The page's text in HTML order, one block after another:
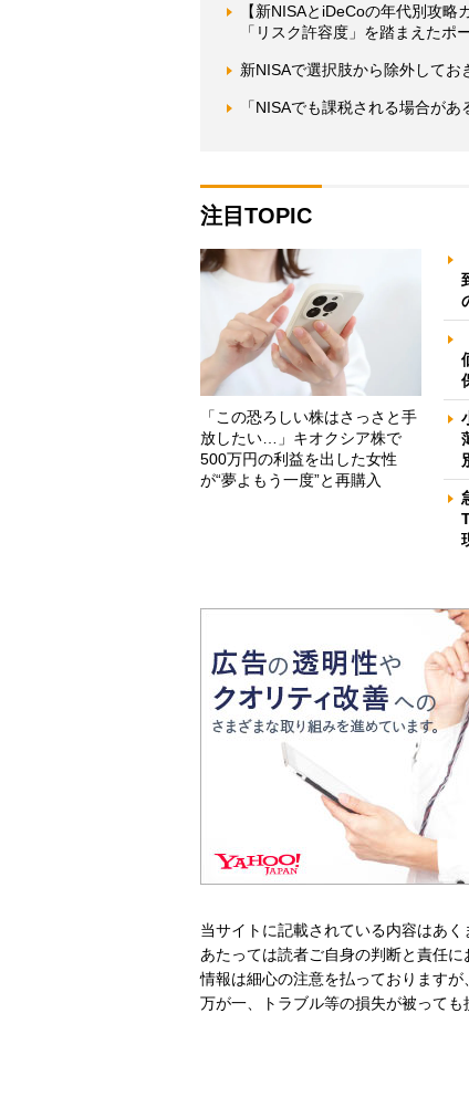
【新NISAとiDeCoの年代別攻
「リスク許容度」を踏まえたポ
新NISAで選択肢から除外して
「NISAでも課税される場合が
注目TOPIC
「この恐ろしい株はさっさと手
放したい…」キオクシア株で
500万円の利益を出した女性
が“夢よもう一度”と再購入
当サイトに記載されている内容はあ
あたっては読者ご自身の判断と責任
情報は細心の注意を払っております
万が一、トラブル等の損失が被って